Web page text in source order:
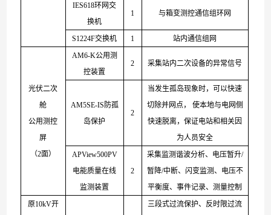
IES618环网交
换机
1 与箱变测控通信组环网
S1224F交换机 1 站内通信组网
光伏二次
舱
公用测控
屏
（2面）
AM6-K公用测
控装置
2 采集站内二次设备的异常信号
AM5SE-IS 防孤
岛保护
2
当发生孤岛现象时，可以快速
切除并网点 ，
使本地与电网侧
快速脱离，保证电站和相关因
为人员安全
APView500PV
电能质量在线
监测装置
2
采集监测谐波分析、电压暂升/
暂降/中断、闪变监测、电压不
平衡度、事件记录、测量控制
原10kV开
三段式过流保护、反时限过流